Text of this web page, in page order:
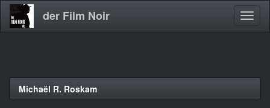
Direkt
der Film Noir
Michaël R. Roskam